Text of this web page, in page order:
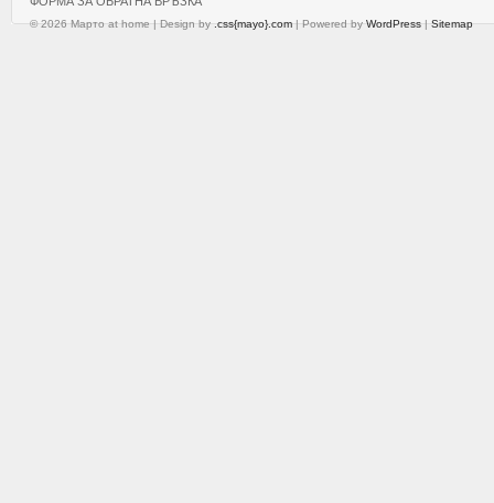
© 2026 Марто at home | Design by.css{mayo}.com| Powered byWordPress|Sitemap